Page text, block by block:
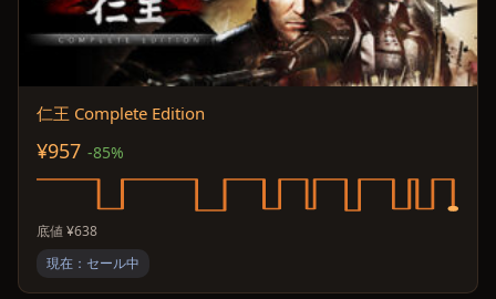
仁王 Complete Edition
¥957 -85%
底値 ¥638
現在：セール中